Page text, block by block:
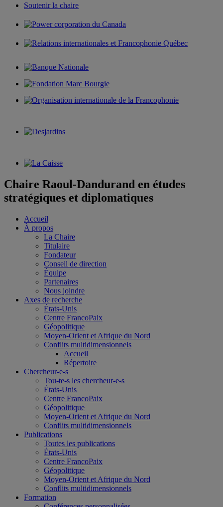
Soutenir la chaire
Chaire Raoul-Dandurand en études
stratégiques et diplomatiques
Accueil
À propos
La Chaire
Titulaire
Fondateur
Conseil de direction
Équipe
Partenaires
Nous joindre
Axes de recherche
États-Unis
Centre FrancoPaix
Géopolitique
Moyen-Orient et Afrique du Nord
Conflits multidimensionnels
Accueil
Répertoire
Chercheur-e-s
Tou-te-s les chercheur-e-s
États-Unis
Centre FrancoPaix
Géopolitique
Moyen-Orient et Afrique du Nord
Conflits multidimensionnels
Publications
Toutes les publications
États-Unis
Centre FrancoPaix
Géopolitique
Moyen-Orient et Afrique du Nord
Conflits multidimensionnels
Formation